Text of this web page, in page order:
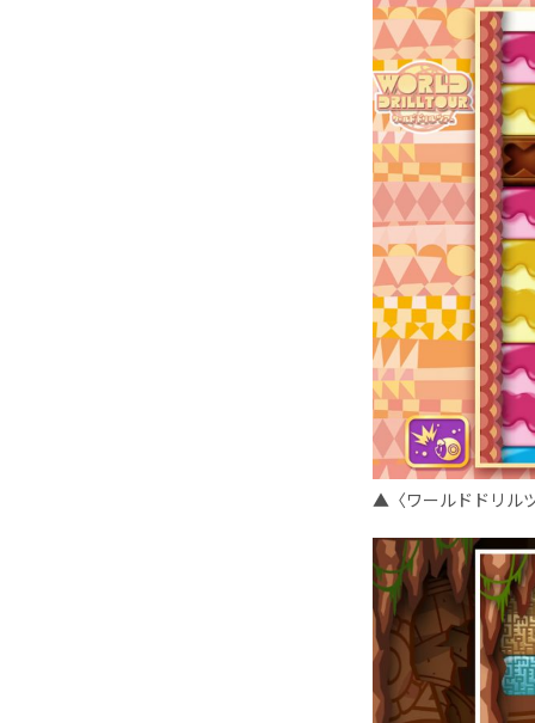
▲〈ワールドドリル